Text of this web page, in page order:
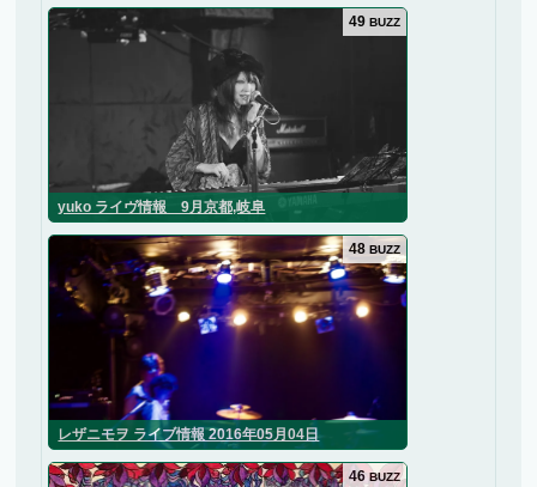
yuko ライヴ情報 9月京都,岐阜
49 BUZZ
レザニモヲ ライブ情報 2016年05月04日
48 BUZZ
46 BUZZ